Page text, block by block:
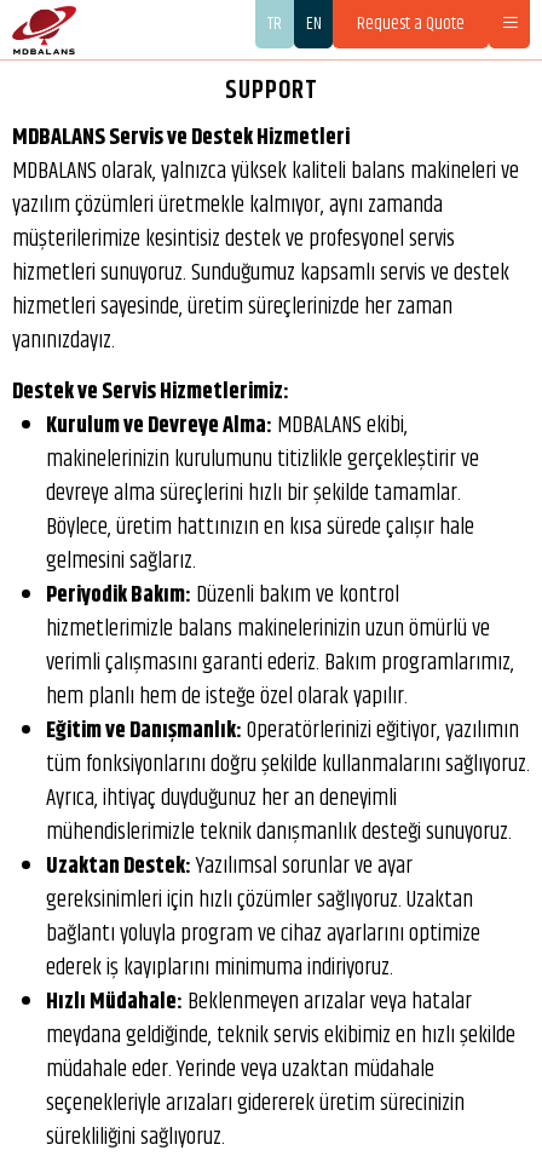
TR EN Request a Quote
SUPPORT
MDBALANS Servis ve Destek Hizmetleri
MDBALANS olarak, yalnızca yüksek kaliteli balans makineleri ve
yazılım çözümleri üretmekle kalmıyor, aynı zamanda
müşterilerimize kesintisiz destek ve profesyonel servis
hizmetleri sunuyoruz. Sunduğumuz kapsamlı servis ve destek
hizmetleri sayesinde, üretim süreçlerinizde her zaman
yanınızdayız.
Destek ve Servis Hizmetlerimiz:
Kurulum ve Devreye Alma: MDBALANS ekibi,
makinelerinizin kurulumunu titizlikle gerçekleştirir ve
devreye alma süreçlerini hızlı bir şekilde tamamlar.
Böylece, üretim hattınızın en kısa sürede çalışır hale
gelmesini sağlarız.
Periyodik Bakım: Düzenli bakım ve kontrol
hizmetlerimizle balans makinelerinizin uzun ömürlü ve
verimli çalışmasını garanti ederiz. Bakım programlarımız,
hem planlı hem de isteğe özel olarak yapılır.
Eğitim ve Danışmanlık:Operatörlerinizi eğitiyor, yazılımın
tüm fonksiyonlarını doğru şekilde kullanmalarını sağlıyoruz.
Ayrıca, ihtiyaç duyduğunuz her an deneyimli
mühendislerimizle teknik danışmanlık desteği sunuyoruz.
Uzaktan Destek:Yazılımsal sorunlar ve ayar
gereksinimleri için hızlı çözümler sağlıyoruz. Uzaktan
bağlantı yoluyla program ve cihaz ayarlarını optimize
ederek iş kayıplarını minimuma indiriyoruz.
Hızlı Müdahale: Beklenmeyen arızalar veya hatalar
meydana geldiğinde, teknik servis ekibimiz en hızlı şekilde
müdahale eder. Yerinde veya uzaktan müdahale
seçenekleriyle arızaları gidererek üretim sürecinizin
sürekliliğini sağlıyoruz.